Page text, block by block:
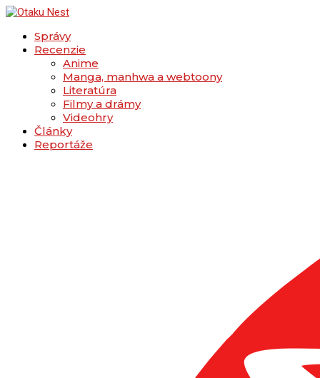
Správy
Recenzie
Anime
Manga, manhwa a webtoony
Literatúra
Filmy a drámy
Videohry
Články
Reportáže